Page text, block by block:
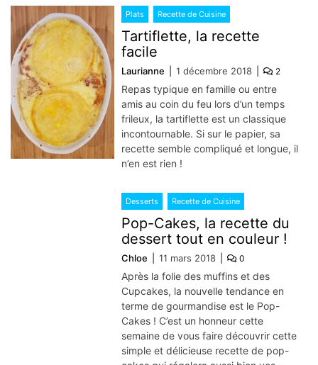
Plats Recette de Cuisine
Tartiflette, la recette
facile
Laurianne 1 décembre 2018 2
Repas typique en famille ou entre
amis au coin du feu lors d’un temps
frileux, la tartiflette est un classique
incontournable. Si sur le papier, sa
recette semble compliqué et longue, il
n’en est rien !
Desserts Recette de Cuisine
Pop-Cakes, la recette du
dessert tout en couleur !
Chloe 11 mars 2018 0
Après la folie des muffins et des
Cupcakes, la nouvelle tendance en
terme de gourmandise est le Pop-
Cakes ! C’est un honneur cette
semaine de vous faire découvrir cette
simple et délicieuse recette de pop-